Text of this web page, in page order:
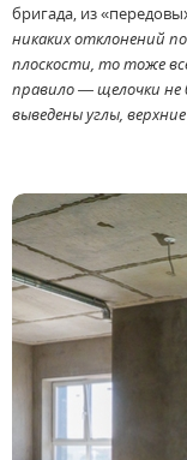
бригада, из
никаких отклонений
плоскости, то тоже
правило — щелочки не
выведены углы,